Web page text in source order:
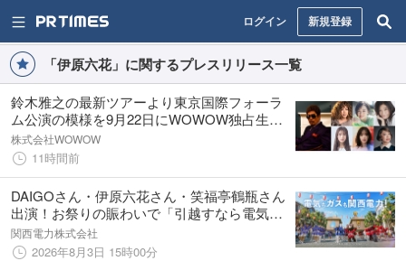
ログイン 新規登録
「伊原六花」に関するプレスリリース一覧
鈴木雅之の最新ツアーより東京国際フォーラ
ム公演の模様を9月22日にWOWOW独占生中
継！また生中継当日にスペシャルゲストの登
場が決定し、コメントも到着！
株式会社WOWOW
11時間前
DAIGOさん・伊原六花さん・笑福亭鶴瓶さん
出演！お祭りの賑わいで「引越すなら電気も
ガスも関西電力」を伝える新CMを8月3日
（月）から放映開始。
関西電力株式会社
2026年8月3日 15時00分